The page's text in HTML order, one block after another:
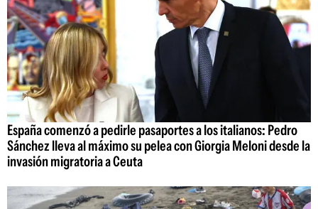
España comenzó a pedirle pasaportes a los italianos: Pedro
Sánchez lleva al máximo su pelea con Giorgia Meloni desde la
invasión migratoria a Ceuta